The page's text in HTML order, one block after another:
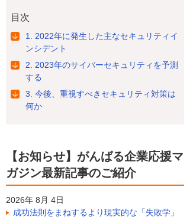
目次
1. 2022年に発生した主なセキュリティイ
ンシデント
2. 2023年のサイバーセキュリティを予測
する
3. 今後、重視すべきセキュリティ対策は
何か
【お知らせ】がんばる企業応援マ
ガジン最新記事のご紹介
2026年 8月 4日
成功法則をまねするより現実的な「失敗学」